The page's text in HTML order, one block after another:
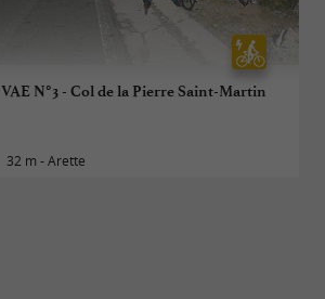
VAE N°3 - Col de la Pierre Saint-Martin
32 m - Arette